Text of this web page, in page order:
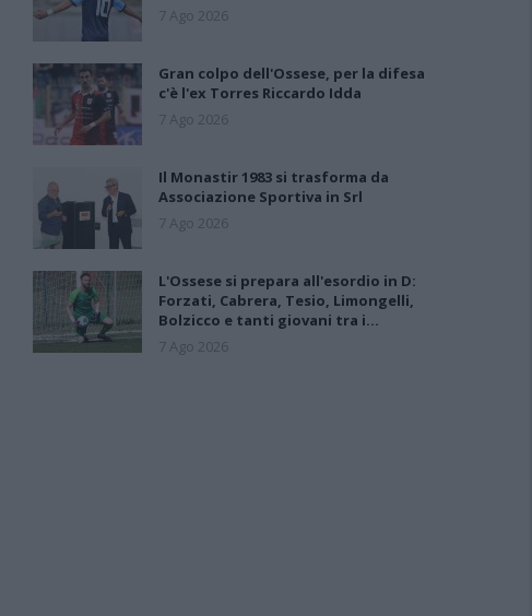
7 Ago 2026
Gran colpo dell'Ossese, per la difesa
c'è l'ex Torres Riccardo Idda
7 Ago 2026
Il Monastir 1983 si trasforma da
Associazione Sportiva in Srl
7 Ago 2026
L'Ossese si prepara all'esordio in D:
Forzati, Cabrera, Tesio, Limongelli,
Bolzicco e tanti giovani tra i…
7 Ago 2026